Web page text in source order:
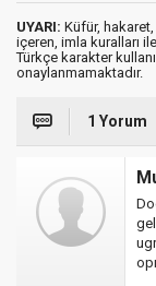
UYARI: Küfür,
içeren, imla kuralları ile
Türkçe karakter
onaylanmamaktadır.
1 Yorum